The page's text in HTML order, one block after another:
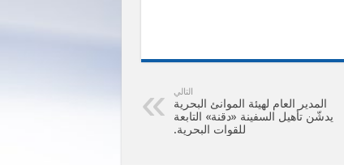
التالي
المدير العام لهيئة الموانئ البحرية
يدشّن تأهيل السفينة «دقنة» التابعة
للقوات البحرية.